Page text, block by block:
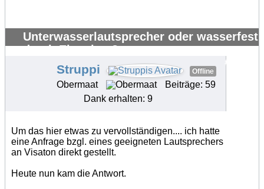
Unterwasserlautsprecher oder wasserfest
durch Eigenbau?
#34174
Struppi Offline
Obermaat
Beiträge: 59
Dank erhalten: 9
Um das hier etwas zu vervollständigen.... ich hatte
eine Anfrage bzgl. eines geeigneten Lautsprechers
an Visaton direkt gestellt.
Heute nun kam die Antwort.